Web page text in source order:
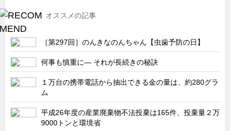
鉄道車両・駅舎関連
CATEGORY 連載
営業、丸ごとフカボリ
新製品開発最前線
Before After
隠れた名品
旬の野菜とタキゲン製品
オススメの記事
［第297回］のんきなのんちゃん【虫歯予防の日】
何事も慎重に― それが長続きの秘訣
１万台の携帯電話から抽出できる金の量は、約280グラ
ム
平成26年度の産業廃棄物不法投棄は165件、投棄量２万
9000トンと環境省